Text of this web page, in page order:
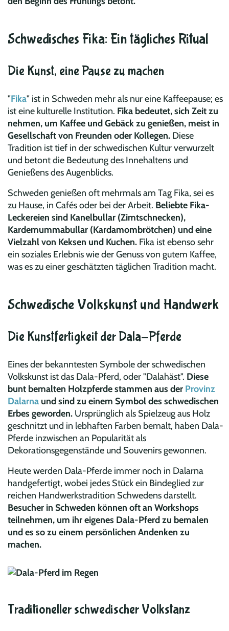
Schwedisches Fika: Ein tägliches Ritual
Die Kunst, eine Pause zu machen
"Fika" ist in Schweden mehr als nur eine Kaffeepause; es
ist eine kulturelle Institution. Fika bedeutet, sich Zeit zu
nehmen, um Kaffee und Gebäck zu genießen, meist in
Gesellschaft von Freunden oder Kollegen. Diese
Tradition ist tief in der schwedischen Kultur verwurzelt
und betont die Bedeutung des Innehaltens und
Genießens des Augenblicks.
Schweden genießen oft mehrmals am Tag Fika, sei es
zu Hause, in Cafés oder bei der Arbeit. Beliebte Fika-
Leckereien sind Kanelbullar (Zimtschnecken),
Kardemummabullar (Kardamombrötchen) und eine
Vielzahl von Keksen und Kuchen. Fika ist ebenso sehr
ein soziales Erlebnis wie der Genuss von gutem Kaffee,
was es zu einer geschätzten täglichen Tradition macht.
Schwedische Volkskunst und Handwerk
Die Kunstfertigkeit der Dala-Pferde
Eines der bekanntesten Symbole der schwedischen
Volkskunst ist das Dala-Pferd, oder "Dalahäst". Diese
bunt bemalten Holzpferde stammen aus der Provinz
Dalarna und sind zu einem Symbol des schwedischen
Erbes geworden. Ursprünglich als Spielzeug aus Holz
geschnitzt und in lebhaften Farben bemalt, haben Dala-
Pferde inzwischen an Popularität als
Dekorationsgegenstände und Souvenirs gewonnen.
Heute werden Dala-Pferde immer noch in Dalarna
handgefertigt, wobei jedes Stück ein Bindeglied zur
reichen Handwerkstradition Schwedens darstellt.
Besucher in Schweden können oft an Workshops
teilnehmen, um ihr eigenes Dala-Pferd zu bemalen
und es so zu einem persönlichen Andenken zu
machen.
Traditioneller schwedischer Volkstanz